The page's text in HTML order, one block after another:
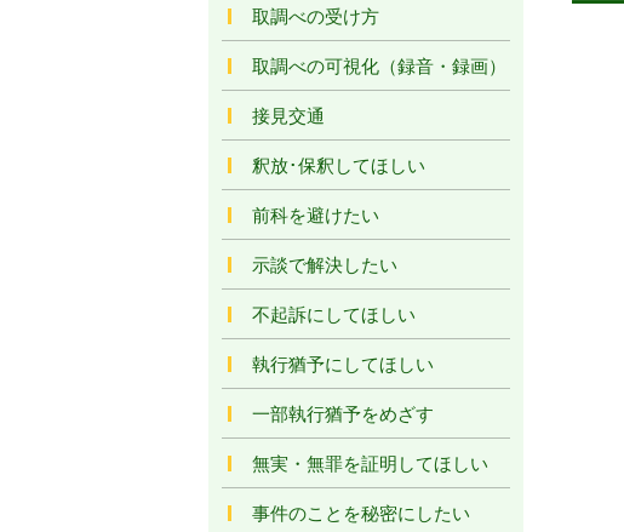
取調べの受け方
取調べの可視化（録音・録画）
接見交通
釈放･保釈してほしい
前科を避けたい
示談で解決したい
不起訴にしてほしい
執行猶予にしてほしい
一部執行猶予をめざす
無実・無罪を証明してほしい
事件のことを秘密にしたい